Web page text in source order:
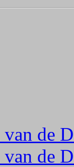
van de
van de